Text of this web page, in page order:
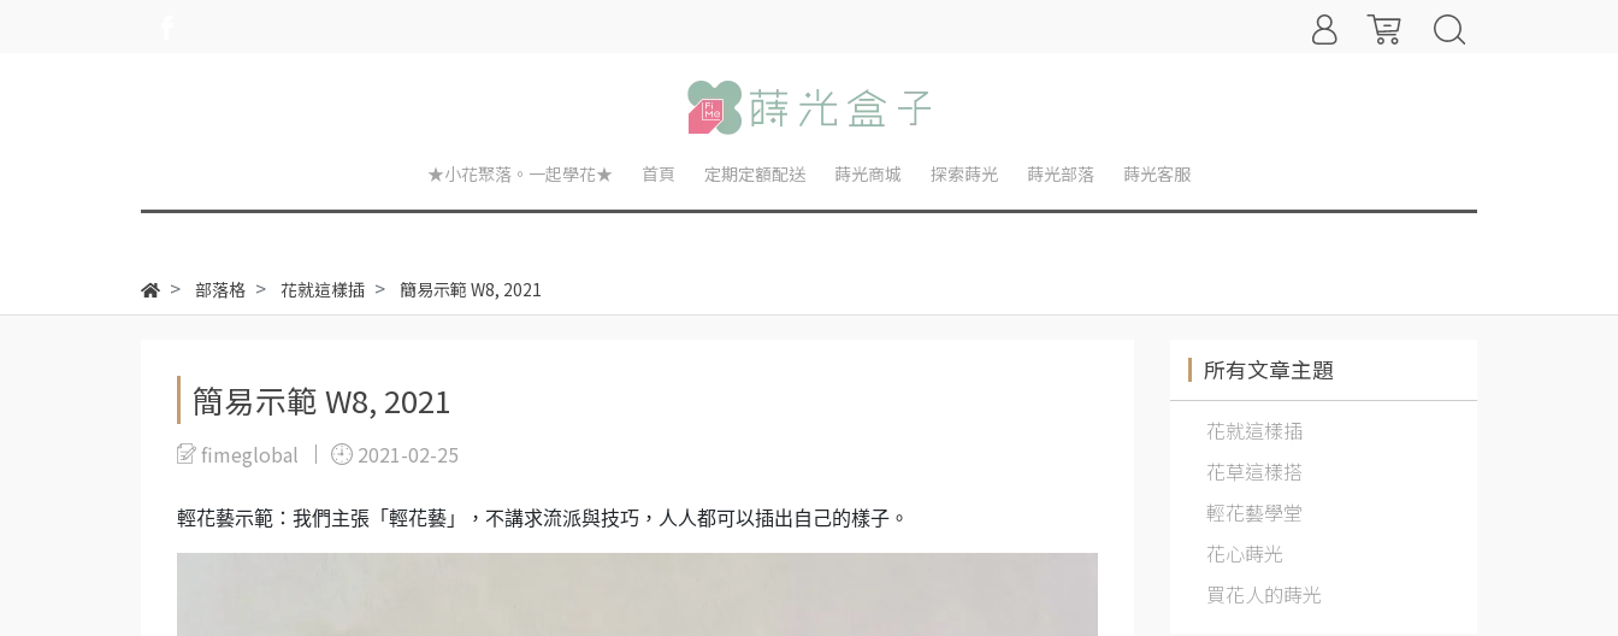
★小花聚落。一起學花★ 首頁 定期定額配送 蒔光商城 探索蒔光 蒔光部落 蒔光客服
部落格 花就這樣插 簡易示範 W8, 2021
簡易示範 W8, 2021
fimeglobal 2021-02-25
輕花藝示範：我們主張「輕花藝」，不講求流派與技巧，人人都可以插出自己的樣子。
所有文章主題
花就這樣插
花草這樣搭
輕花藝學堂
花心蒔光
買花人的蒔光